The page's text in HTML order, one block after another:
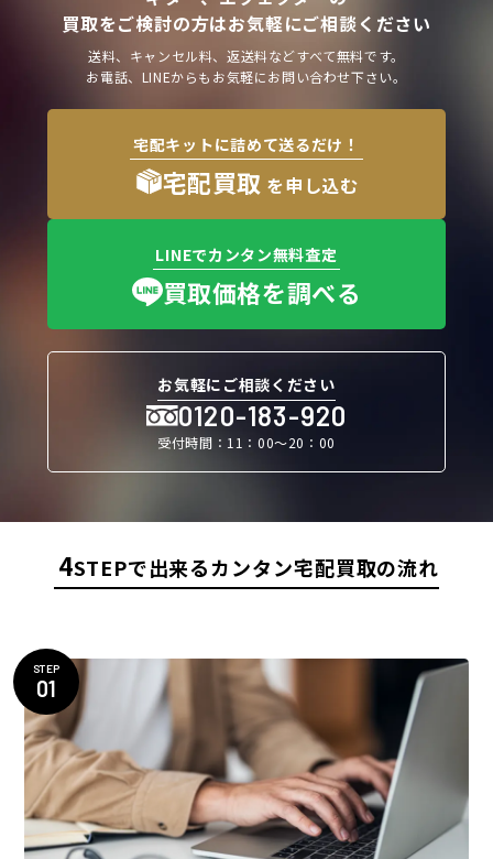
買取をご検討の方はお気軽にご相談ください
送料、キャンセル料、返送料などすべて無料です。
お電話、LINEからもお気軽にお問い合わせ下さい。
宅配キットに詰めて送るだけ！
宅配買取 を申し込む
LINEでカンタン無料査定
買取価格を調べる
お気軽にご相談ください
0120-183-920
受付時間：11：00〜20：00
4STEPで出来るカンタン宅配買取の流れ
STEP
01